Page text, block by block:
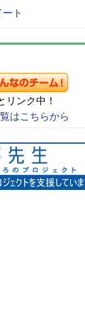
ト
リンク中！
はこちらから